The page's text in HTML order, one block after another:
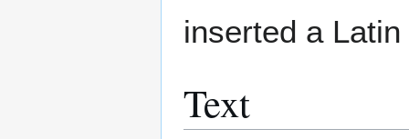
inserted a
Text